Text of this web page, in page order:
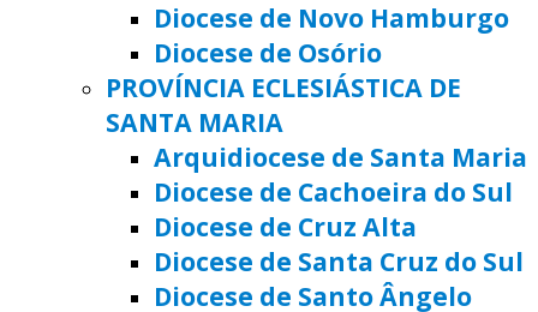
Diocese de Novo Hamburgo
Diocese de Osório
PROVÍNCIA ECLESIÁSTICA DE
SANTA MARIA
Arquidiocese de Santa Maria
Diocese de Cachoeira do Sul
Diocese de Cruz Alta
Diocese de Santa Cruz do Sul
Diocese de Santo Ângelo